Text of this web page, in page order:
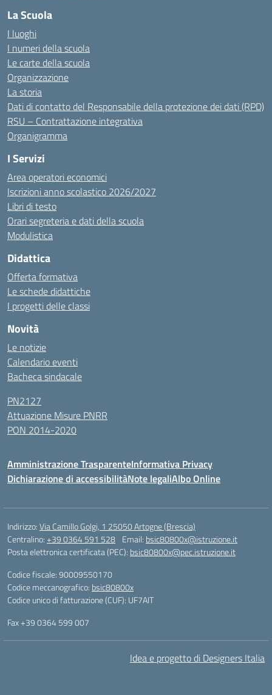
La Scuola
I luoghi
I numeri della scuola
Le carte della scuola
Organizzazione
La storia
Dati di contatto del Responsabile della protezione dei dati (RPD)
RSU – Contrattazione integrativa
Organigramma
I Servizi
Area operatori economici
Iscrizioni anno scolastico 2026/2027
Libri di testo
Orari segreteria e dati della scuola
Modulistica
Didattica
Offerta formativa
Le schede didattiche
I progetti delle classi
Novità
Le notizie
Calendario eventi
Bacheca sindacale
PN2127
Attuazione Misure PNRR
PON 2014-2020
Amministrazione TrasparenteInformativa Privacy
Dichiarazione di accessibilitàNote legaliAlbo Online
Indirizzo:Via Camillo Golgi, 1 25050 Artogne (Brescia)
Centralino:+39 0364 591 528 Email: bsic80800x@istruzione.it
Posta elettronica certificata (PEC): bsic80800x@pec.istruzione.it
Codice fiscale: 90009550170
Codice meccanografico: bsic80800x
Codice unico di fatturazione (CUF): UF7AIT
Fax +39 0364 599 007
Idea e progetto di Designers Italia